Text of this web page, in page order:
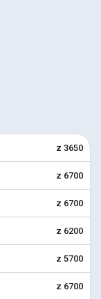
z 3650
z 6700
z 6700
z 6200
z 5700
z 6700